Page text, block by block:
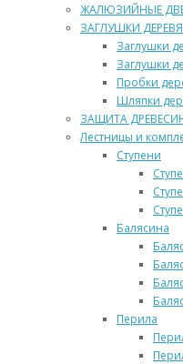
ЖАЛЮЗИЙНЫЕ
ЗАГЛУШКИ
Заглушки
Заглушки
Пробки
Шляпки
ЗАЩИТА
Лестницы и
Ступени
Балясина
Перила